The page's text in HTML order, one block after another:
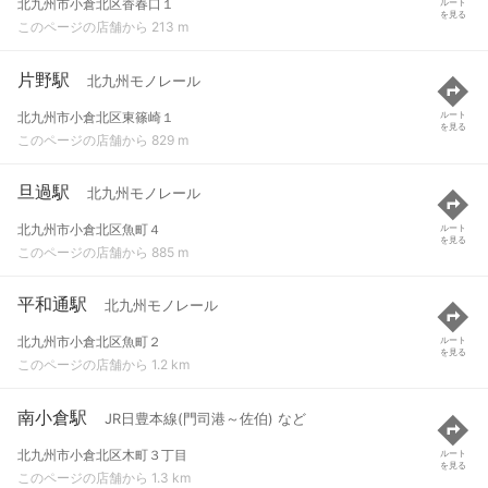
北九州市小倉北区香春口１
このページの店舗から 213 m
を見る
片野駅 北九州モノレール
北九州市小倉北区東篠崎１
このページの店舗から 829 m
ルート
を見る
旦過駅 北九州モノレール
北九州市小倉北区魚町４
このページの店舗から 885 m
ルート
を見る
平和通駅 北九州モノレール
北九州市小倉北区魚町２
このページの店舗から 1.2 km
ルート
を見る
南小倉駅 JR日豊本線(門司港～佐伯) など
北九州市小倉北区木町３丁目
このページの店舗から 1.3 km
ルート
を見る